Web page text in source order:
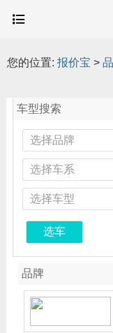
您的位置: 报价宝 >
车型搜索
选择品牌
选择车系
选择车型
选车
品牌